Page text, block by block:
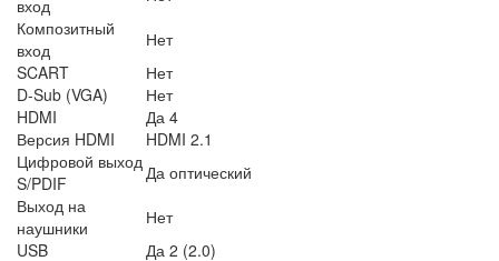
вход
Композитный
вход
Нет
SCART
Нет
D-Sub (VGA)
Нет
HDMI
Да 4
Версия HDMI
HDMI 2.1
Цифровой выход
S/PDIF
Да оптический
Выход на
наушники
Нет
USB
Да 2 (2.0)